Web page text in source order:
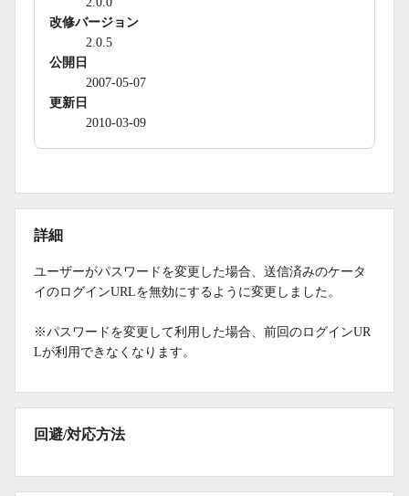
改修バージョン
2.0.5
公開日
2007-05-07
更新日
2010-03-09
詳細
ユーザーがパスワードを変更した場合、送信済みのケータ
イのログインURLを無効にするように変更しました。
※パスワードを変更して利用した場合、前回のログインUR
Lが利用できなくなります。
回避/対応方法